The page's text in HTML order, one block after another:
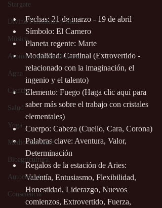
Stargate
Divino Femenino y Masc.
Música
Aromaterapia/Herbolaria
Agua
Ciencia
Salud
Yoga
Medio ambiente
Bioagricultura
Autocuidado
Consciencia
Fechas: 21 de marzo - 19 de abril
Símbolo: El Carnero
Planeta regente: Marte
Modalidad: Cardinal (Extrovertido -
relacionado con la imaginación, el
ingenio y el talento)
Elemento: Fuego (Haga clic aquí para
saber más sobre el trabajo con cristales
elementales)
Cuerpo: Cabeza (Cuello, Cara, Corona)
Palabras clave: Aventura, Valor,
Determinación
Regalos de la estación de Aries:
Valentía, Entusiasmo, Flexibilidad,
Honestidad, Liderazgo, Nuevos
comienzos, Extrovertido, Fuerza,